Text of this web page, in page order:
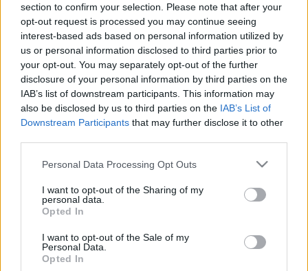
section to confirm your selection. Please note that after your
opt-out request is processed you may continue seeing
interest-based ads based on personal information utilized by
us or personal information disclosed to third parties prior to
your opt-out. You may separately opt-out of the further
disclosure of your personal information by third parties on the
IAB’s list of downstream participants. This information may
also be disclosed by us to third parties on the IAB’s List of
Downstream Participants that may further disclose it to other
Please note that this website/app uses one or more Google
not limited to your visit or usage behaviour. You may click to
grant or deny consent to Google and its third-party tags to
use your data for below specified purposes in below Google
consent section.
Personal Data Processing Opt Outs
I want to opt-out of the Sharing of my
personal data.
Opted In
I want to opt-out of the Sale of my
Personal Data.
Opted In
#allergia #influenza#cukorbetegség
#orvosmeteorológia#vérnyomás #stroke#rákbetegség
#pajzsmirigy#reflux#ekcéma#herpesz
Regisztráció
Érzelmi intelligencia
Érzelmi intelligencia